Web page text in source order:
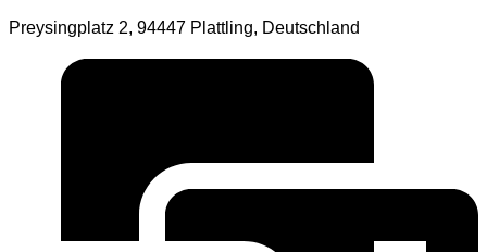
Preysingplatz 2, 94447 Plattling, Deutschland